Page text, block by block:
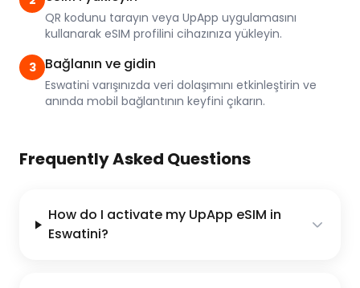
QR kodunu tarayın veya UpApp uygulamasını
kullanarak eSIM profilini cihazınıza yükleyin.
3 Bağlanın ve gidin
Eswatini varışınızda veri dolaşımını etkinleştirin ve
anında mobil bağlantının keyfini çıkarın.
Frequently Asked Questions
How do I activate my UpApp eSIM in
Eswatini?